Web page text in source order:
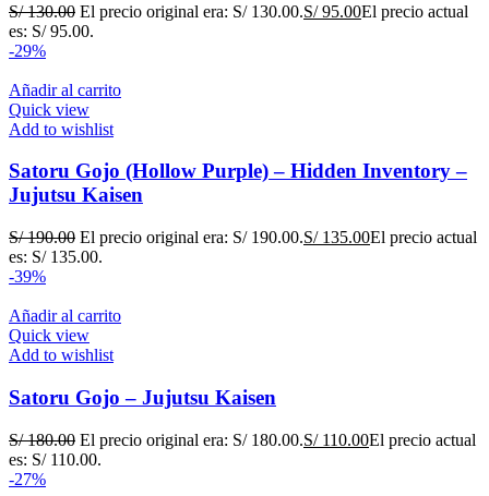
S/130.00 El precio original era: S/ 130.00.S/95.00El precio actual
es: S/ 95.00.
-29%
Añadir al carrito
Quick view
Add to wishlist
Satoru Gojo (Hollow Purple) – Hidden Inventory –
Jujutsu Kaisen
S/190.00 El precio original era: S/ 190.00.S/135.00El precio actual
es: S/ 135.00.
-39%
Añadir al carrito
Quick view
Add to wishlist
Satoru Gojo – Jujutsu Kaisen
S/180.00 El precio original era: S/ 180.00.S/110.00El precio actual
es: S/ 110.00.
-27%